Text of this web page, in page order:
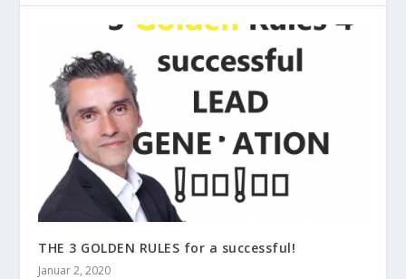
THE 3 GOLDEN RULES for a successful!
Januar 2, 2020